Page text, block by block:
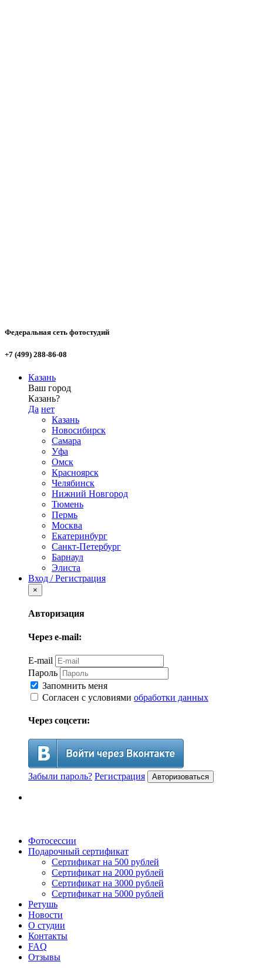
Федеральная сеть фотостудий
+7 (499) 288-86-08
Казань
Ваш город
Казань?
Да нет
Казань
Новосибирск
Самара
Уфа
Омск
Красноярск
Челябинск
Нижний Новгород
Тюмень
Пермь
Москва
Екатеринбург
Санкт-Петербург
Барнаул
Элиста
Вход / Регистрация
×
Авторизация
Через e-mail:
E-mail
Пароль
Запомнить меня
Согласен с условиями обработки данных
Через соцсети:
Забыли пароль? Регистрация Авторизоваться
Фотосессии
Подарочный сертификат
Сертификат на 500 рублей
Сертификат на 2000 рублей
Сертификат на 3000 рублей
Сертификат на 5000 рублей
Ретушь
Новости
О студии
Контакты
FAQ
Отзывы